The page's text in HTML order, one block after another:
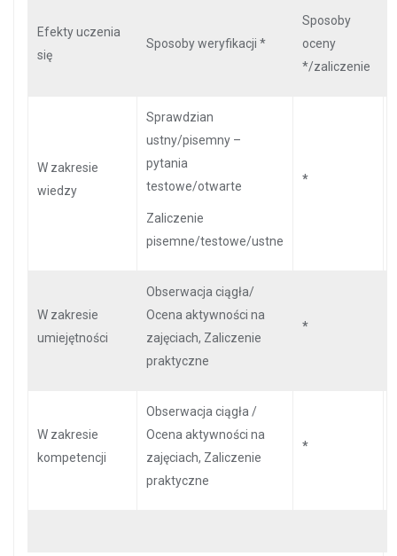
Efekty uczenia
się
Sposoby weryfikacji *
Sposoby
oceny
*/zaliczenie
W zakresie
wiedzy
Sprawdzian
ustny/pisemny –
pytania
testowe/otwarte
Zaliczenie
pisemne/testowe/ustne
*
W zakresie
umiejętności
Obserwacja ciągła/
Ocena aktywności na
zajęciach, Zaliczenie
praktyczne
*
W zakresie
kompetencji
Obserwacja ciągła /
Ocena aktywności na
zajęciach, Zaliczenie
praktyczne
*